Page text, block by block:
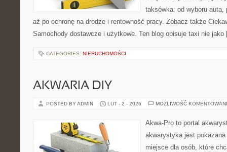
taksówka: od wyboru
aż po ochronę na drodze i rentowność pracy. Zobacz także
Samochody dostawcze i użytkowe. Ten blog opisuje taxi nie
CATEGORIES: NIERUCHOMOŚCI
AKWARIA DIY
POSTED BY ADMIN LUT - 2 - 2026 MOŻLIWOŚĆ
Akwa-Pro to portal
akwarystyka jest
miejsce dla osób, które